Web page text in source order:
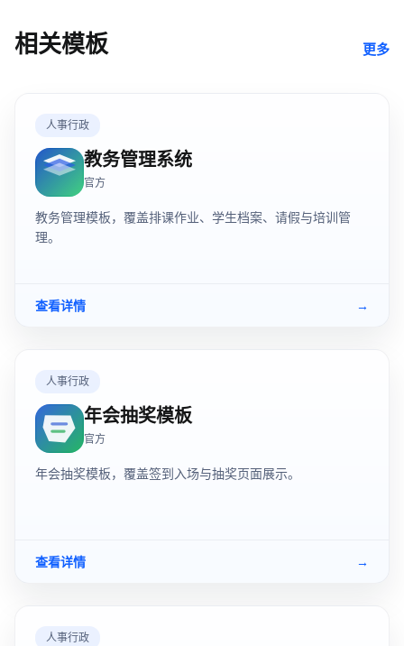
相关模板 更多
人事行政
教务管理系统
官方
教务管理模板，覆盖排课作业、学生档案、请假与培训管
理。
查看详情 →
人事行政
年会抽奖模板
官方
年会抽奖模板，覆盖签到入场与抽奖页面展示。
查看详情 →
人事行政